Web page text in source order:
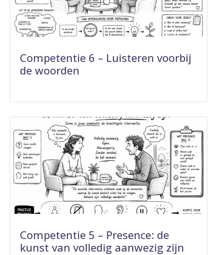
Competentie 6 – Luisteren voorbij
de woorden
Competentie 5 – Presence: de
kunst van volledig aanwezig zijn